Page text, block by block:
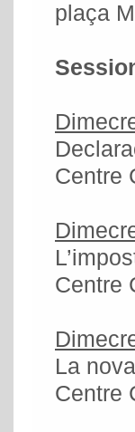
plaça
Centre
Centre
La
Centre